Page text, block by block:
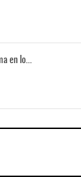
en lo...